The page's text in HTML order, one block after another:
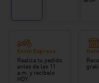
Envío Express
Realiza tu pedido
antes de las 11
a.m. y recíbelo
HOY.